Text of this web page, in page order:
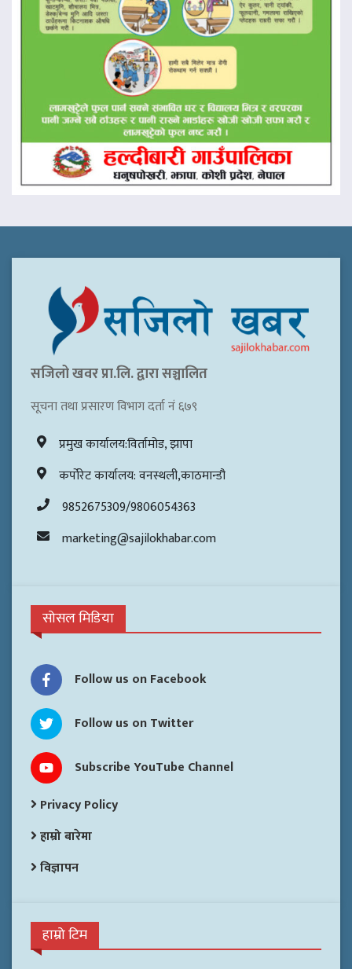
सजिलो खवर प्रा.लि. द्वारा सञ्चालित
सूचना तथा प्रसारण विभाग दर्ता नं ६७९
प्रमुख कार्यालय:विर्तामोड, झापा
कर्पोरेट कार्यालय: वनस्थली,काठमान्डौ
9852675309/9806054363
marketing@sajilokhabar.com
सोसल मिडिया
Follow us on Facebook
Follow us on Twitter
Subscribe YouTube Channel
Privacy Policy
हाम्रो बारेमा
विज्ञापन
हाम्रो टिम